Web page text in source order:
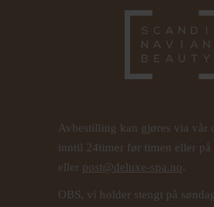
Avbestilling kan gjøres via vår
inntil 24timer før timen eller
eller post@deluxe-spa.no.
OBS, vi holder stengt på